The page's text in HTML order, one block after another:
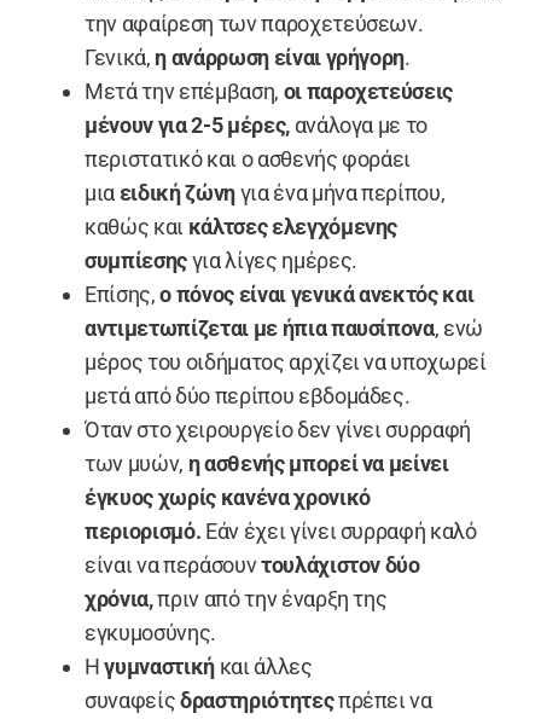
την αφαίρεση των παροχετεύσεων.
Γενικά, η ανάρρωση είναι γρήγορη.
Μετά την επέμβαση, οι παροχετεύσεις
μένουν για 2-5 μέρες,ανάλογα με το
περιστατικό και ο ασθενής φοράει
μια ειδική ζώνηγια ένα μήνα περίπου,
καθώς και κάλτσες ελεγχόμενης
συμπίεσηςγια λίγες ημέρες.
Επίσης,ο πόνος είναι γενικά ανεκτός και
αντιμετωπίζεται με ήπια παυσίπονα, ενώ
μέρος του οιδήματος αρχίζει να υποχωρεί
μετά από δύο περίπου εβδομάδες.
Όταν στο χειρουργείο δεν γίνει συρραφή
των μυών, η ασθενής μπορεί να μείνει
έγκυος χωρίς κανένα χρονικό
περιορισμό. Εάν έχει γίνει συρραφή καλό
είναι να περάσουντουλάχιστον δύο
χρόνια,πριν από την έναρξη της
εγκυμοσύνης.
Ηγυμναστική και άλλες
συναφείςδραστηριότητεςπρέπει να